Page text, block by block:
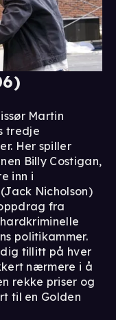
Martin
tredje
Her spiller
Billy Costigan,
inn i
Nicholson)
fra
politikammer.
tillitt på hver
nærmere i å
rekke priser og
til en Golden